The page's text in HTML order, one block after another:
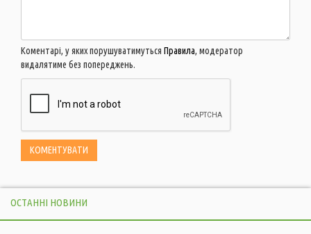
Коментарі, у яких порушуватимуться Правила, модератор
видалятиме без попереджень.
ОСТАННІ НОВИНИ